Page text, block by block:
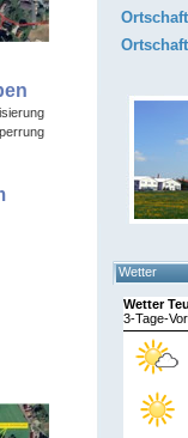
Wetter
Wetter
3-Tage-